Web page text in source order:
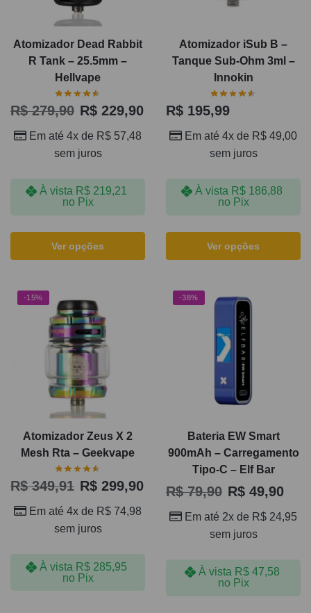
Atomizador Dead Rabbit
R Tank – 25.5mm –
Hellvape
R$279,90 R$ 229,90
Em até 4x de R$ 57,48
sem juros
À vista R$ 219,21
no Pix
Ver opções
Atomizador iSub B –
Tanque Sub-Ohm 3ml –
Innokin
R$ 195,99
Em até 4x de R$ 49,00
sem juros
À vista R$ 186,88
no Pix
Ver opções
-15%
Atomizador Zeus X 2
Mesh Rta – Geekvape
R$349,91 R$ 299,90
Em até 4x de R$ 74,98
sem juros
À vista R$ 285,95
no Pix
-38%
Bateria EW Smart
900mAh – Carregamento
Tipo-C – Elf Bar
R$79,90 R$ 49,90
Em até 2x de R$ 24,95
sem juros
À vista R$47,58
no Pix